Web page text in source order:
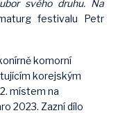
svého druhu. Na
festivalu Petr
komorní
korejským
místem na
2023. Zazní dílo